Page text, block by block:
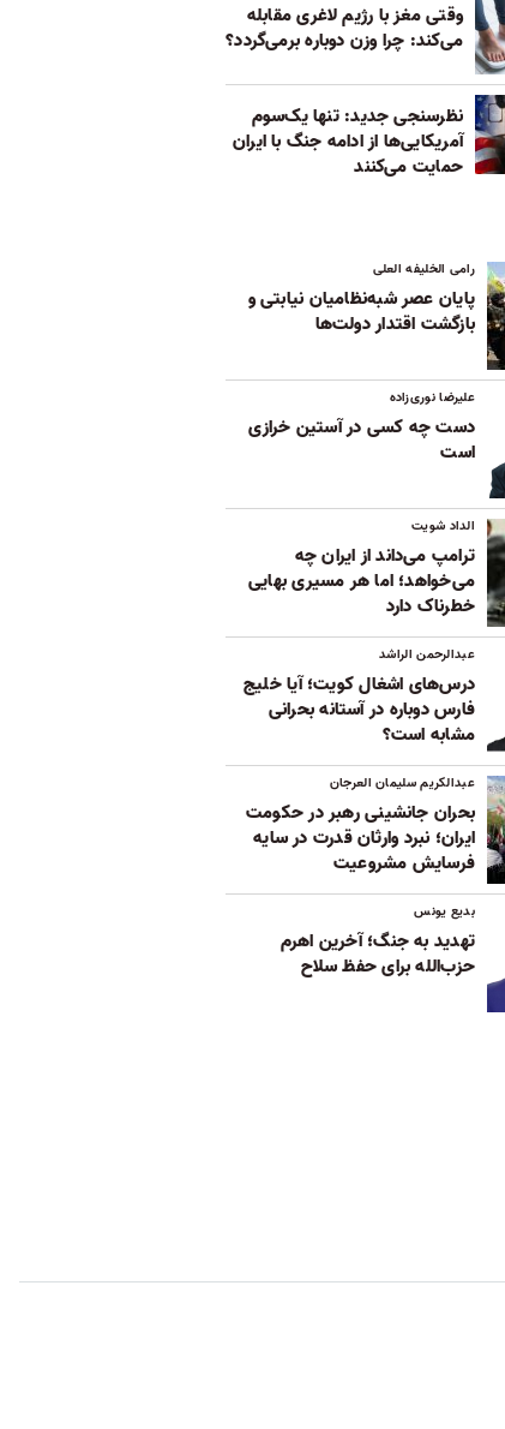
وقتی مغز با رژیم لاغری مقابله
می‌کند: چرا وزن دوباره برمی‌گردد؟
نظرسنجی جدید: تنها یک‌سوم
آمریکایی‌ها از ادامه جنگ با ایران
حمایت می‌کنند
رامی الخلیفه العلی
پایان عصر شبه‌نظامیان نیابتی و
بازگشت اقتدار دولت‌ها
علیرضا نوری‌زاده
دست چه کسی در آستین خرازی
است
الداد شویت
ترامپ می‌داند از ایران چه
می‌خواهد؛ اما هر مسیری بهایی
خطرناک دارد
عبدالرحمن الراشد
درس‌های اشغال کویت؛ آیا خلیج
فارس دوباره در آستانه بحرانی
مشابه است؟
عبدالکریم سلیمان العرجان
بحران جانشینی رهبر در حکومت
ایران؛ نبرد وارثان قدرت در سایه
فرسایش مشروعیت
بدیع یونس
تهدید به جنگ؛ آخرین اهرم
حزب‌الله برای حفظ سلاح